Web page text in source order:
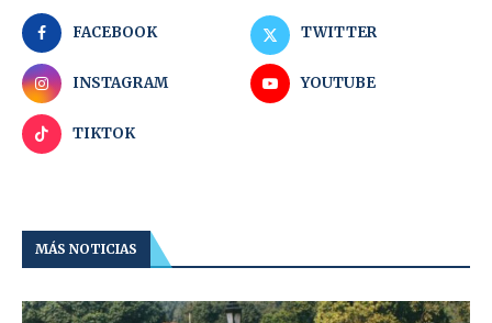
FACEBOOK TWITTER
INSTAGRAM YOUTUBE
TIKTOK
MÁS NOTICIAS